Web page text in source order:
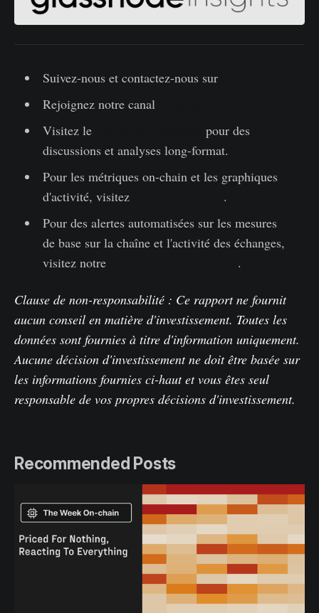
Suivez-nous et contactez-nous sur
Rejoignez notre canal
Visitez le
pour des
discussions et analyses long-format.
Pour les métriques on-chain et les graphiques
d'activité, visitez
.
Pour des alertes automatisées sur les mesures
de base sur la chaîne et l'activité des échanges,
visitez notre
.
Clause de non-responsabilité : Ce rapport ne fournit
aucun conseil en matière d'investissement. Toutes les
données sont fournies à titre d'information uniquement.
Aucune décision d'investissement ne doit être basée sur
les informations fournies ci-haut et vous êtes seul
responsable de vos propres décisions d'investissement.
Recommended Posts